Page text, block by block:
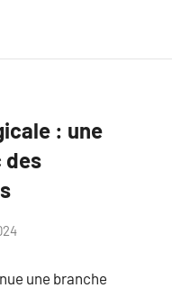
: une
des
une branche